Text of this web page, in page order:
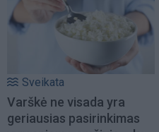
Sveikata
Varškė ne visada yra
geriausias pasirinkimas